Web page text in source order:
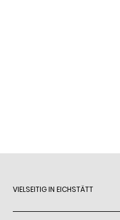
VIELSEITIG IN EICHSTÄTT